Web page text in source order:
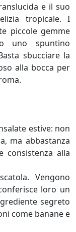
e il suo
tropicale. I
piccole gemme
uno spuntino
sbucciare la
alla bocca per
estive: non
ma abbastanza
alla
Vengono
loro un
segreto
come banane e